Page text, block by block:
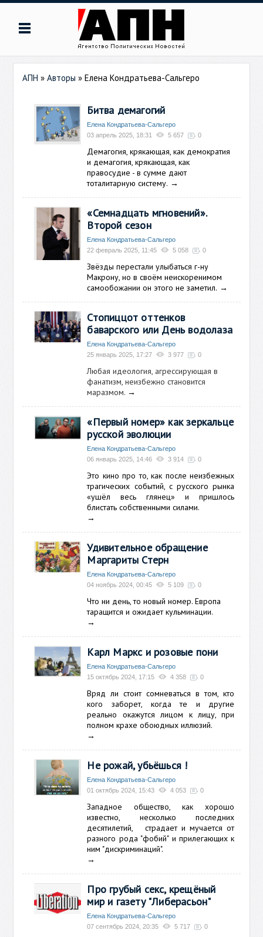
АПН »Авторы »Елена Кондратьева-Сальгеро
Битва демагогий
Елена Кондратьева-Сальгеро
03 апрель 2025, 18:31
5 657 0
Демагогия, крякающая, как демократия
и демагогия, крякающая, как
правосудие - в сумме дают
тоталитарную систему. →
«Семнадцать мгновений».
Второй сезон
Елена Кондратьева-Сальгеро
22 февраль 2025, 11:45
5 058 0
Звёзды перестали улыбаться г-ну
Макрону, но в своём неискоренимом
самообожании он этого не заметил. →
Стопиццот оттенков
баварского или День водолазa
Елена Кондратьева-Сальгеро
25 январь 2025, 17:27
3 977 0
Любая идеология, агрeссирующая в
фанатизм, неизбежно становится
маразмом. →
«Первый номер» как зеркальце
русской эволюции
Елена Кондратьева-Сальгеро
06 январь 2025, 14:46
3 914 0
Это кино про то, как после неизбежных
трагических событий, с русского рынка
«ушёл весь глянец» и пришлось
блистать собственными силами.
→
Удивительное обращение
Маргариты Стерн
Елена Кондратьева-Сальгеро
04 ноябрь 2024, 00:45
5 109 0
Что ни день, то новый номер. Европа
таращится и ожидает кульминации.
→
Карл Маркс и розовые пони
Елена Кондратьева-Сальгеро
15 октябрь 2024, 17:15
4 358 0
Вряд ли стоит сомневаться в том, кто
кого заборет, когда те и другие
реально окажутся лицом к лицу, при
полном крахе обоюдных иллюзий.
→
Не рожай, убьёшься !
Елена Кондратьева-Сальгеро
01 октябрь 2024, 15:43
4 053 0
Западное общество, как хорошо
известно, несколько последних
десятилетий, страдает и мучается от
разного рода "фобий" и прилегающих к
ним "дискриминаций".
→
Про грубый секс, крещёный
мир и газету "Либерасьон"
Елена Кондратьева-Сальгеро
07 сентябрь 2024, 20:35
5 717 0